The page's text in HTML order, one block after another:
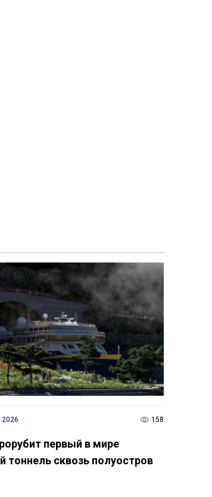
158
первый в мире
тоннель сквозь полуостров